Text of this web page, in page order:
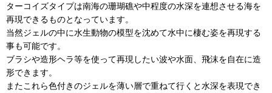
ターコイズタイプは南海の珊瑚礁や中程度の水深を連想させる海を
再現できるものとなっています。
当然ジェルの中に水生動物の模型を沈めて水中に棲む姿を再現する
事も可能です。
ブラシや造形ヘラ等を使って再現したい波や水面、飛沫を自在に造
形できます。
またこれら色付きのジェルを薄い層で重ねて行くと水深を表現でき